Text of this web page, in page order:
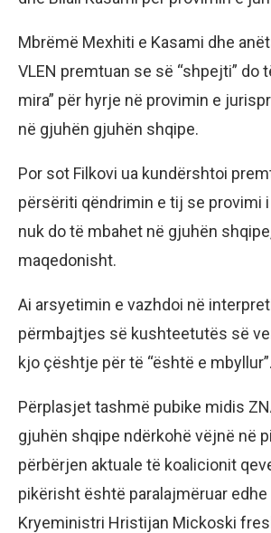
Mbrëmë Mexhiti e Kasami dhe
VLEN premtuan se së “shpejti” do
mira” për hyrje në provimin e
në gjuhën gjuhën shqipe.
Por sot Filkovi ua kundërshtoi
përsëriti qëndrimin e tij se provimi
nuk do të mbahet në gjuhën
maqedonisht.
Ai arsyetimin e vazhdoi në
përmbajtjes së kushteetutës së
kjo çështje për të “është e mbyllur”.
Përplasjet tashmë pubike midis
gjuhën shqipe ndërkohë vëjnë në
përbërjen aktuale të koalicionit
pikërisht është paralajmëruar edhe
Kryeministri Hristijan Mickoski